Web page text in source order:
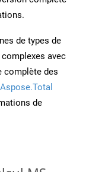
de types de
avec
complète des
Aspose.Total
de